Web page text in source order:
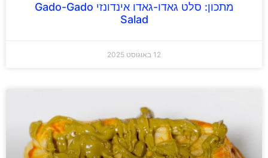
מתכון: סלט גאדו-גאדו אינדונזי Gado-Gado
Salad